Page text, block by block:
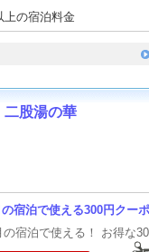
上の宿泊料金
股湯の華
の宿泊で使える300円クー
宿泊で使える！ お得な